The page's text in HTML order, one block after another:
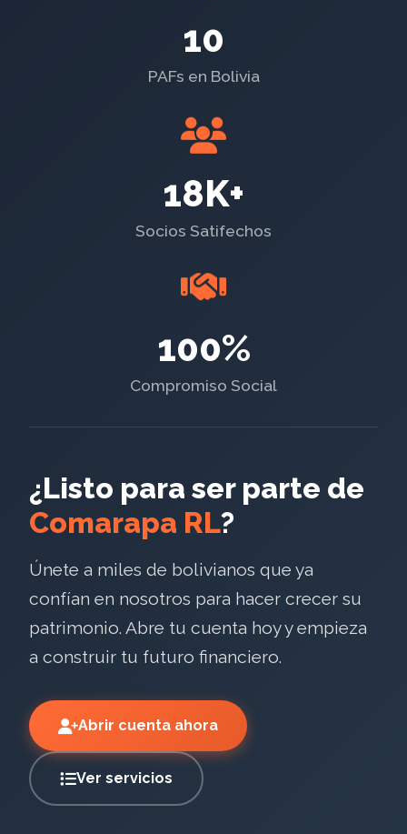
10
PAFs en Bolivia
18K+
Socios Satifechos
100%
Compromiso Social
¿Listo para ser parte de
Comarapa RL?
Únete a miles de bolivianos que ya
confían en nosotros para hacer crecer su
patrimonio. Abre tu cuenta hoy y empieza
a construir tu futuro financiero.
Abrir cuenta ahora
Ver servicios